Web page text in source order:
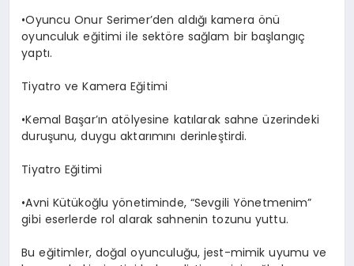
​•​Oyuncu Onur Serimer’den aldığı kamera önü
oyunculuk eğitimi ile sektöre sağlam bir başlangıç
yaptı.
Tiyatro ve Kamera Eğitimi
​•​Kemal Başar’ın atölyesine katılarak sahne üzerindeki
duruşunu, duygu aktarımını derinleştirdi.
Tiyatro Eğitimi
​•​Avni Kütükoğlu yönetiminde, “Sevgili Yönetmenim”
gibi eserlerde rol alarak sahnenin tozunu yuttu.
Bu eğitimler, doğal oyunculuğu, jest-mimik uyumu ve